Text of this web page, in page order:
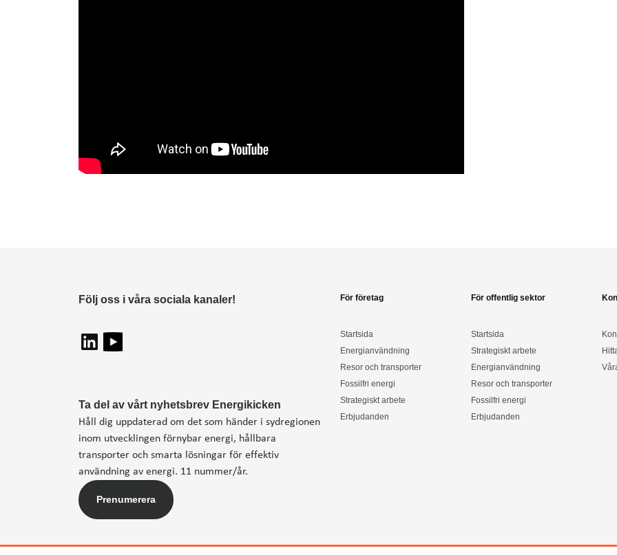
Ta del av vårt nyhetsbrev Energikicken
Håll dig uppdaterad om det som händer i sydregionen
inom utvecklingen förnybar energi, hållbara
transporter och smarta lösningar för effektiv
användning av energi. 11 nummer/år.
Prenumerera
Följ oss i våra sociala kanaler! För företag
Startsida
Energianvändning
Resor och transporter
Fossilfri energi
Strategiskt arbete
Erbjudanden
För offentlig sektor
Startsida
Strategiskt arbete
Energianvändning
Resor och transporter
Fossilfri energi
Erbjudanden